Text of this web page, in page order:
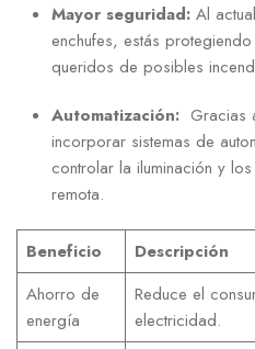
Mayor seguridad: ⁤Al
enchufes, estás
queridos de posibles
Automatización:
incorporar​ sistemas de
controlar la iluminación y​
remota.
Beneficio
Descripción
Ahorro de
⁣energía
Reduce el
‌electricidad.